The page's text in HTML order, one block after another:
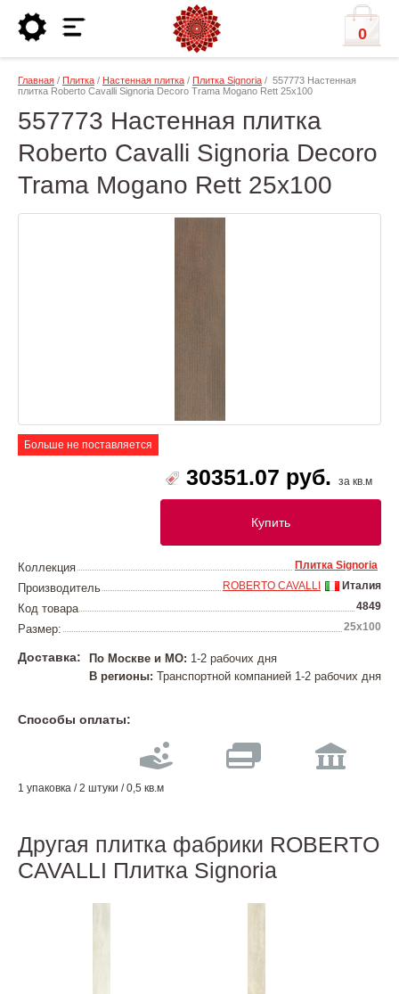
0
Главная / Плитка / Настенная плитка / Плитка Signoria / 557773 Настенная
плитка Roberto Cavalli Signoria Decoro Trama Mogano Rett 25x100
557773 Настенная плитка
Roberto Cavalli Signoria Decoro
Trama Mogano Rett 25x100
Больше не поставляется
30351.07 руб. за кв.м
Купить
Коллекция Плитка Signoria
Производитель Италия
ROBERTO CAVALLI
Код товара 4849
Размер: 25x100
Доставка: По Москве и МО: 1-2 рабочих дня
В регионы: Транспортной компанией 1-2 рабочих дня
Способы оплаты:
1 упаковка / 2 штуки / 0,5 кв.м
Другая плитка фабрики ROBERTO
CAVALLI Плитка Signoria